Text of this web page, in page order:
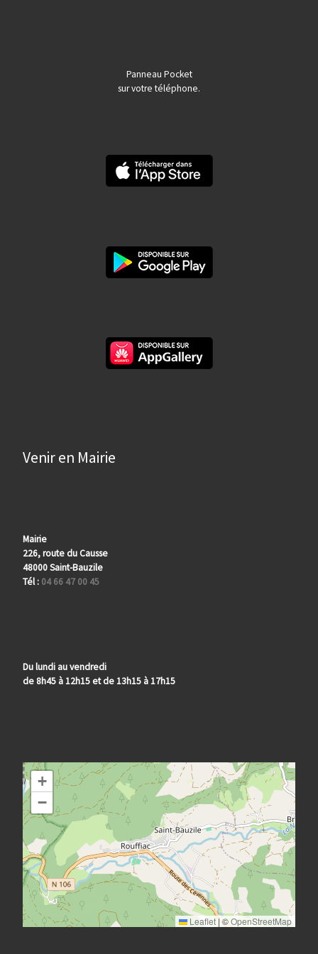
Panneau Pocket
sur votre téléphone.
Venir en Mairie
Mairie
226, route du Causse
48000 Saint-Bauzile
Tél : 04 66 47 00 45
Du lundi au vendredi
de 8h45 à 12h15 et de 13h15 à 17h15
+
−
Leaflet |©OpenStreetMap